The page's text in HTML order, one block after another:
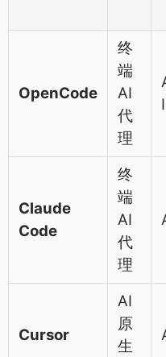
OpenCode
终
端
AI
代
理
Claude
Code
终
端
AI
代
理
Cursor
AI
原
生